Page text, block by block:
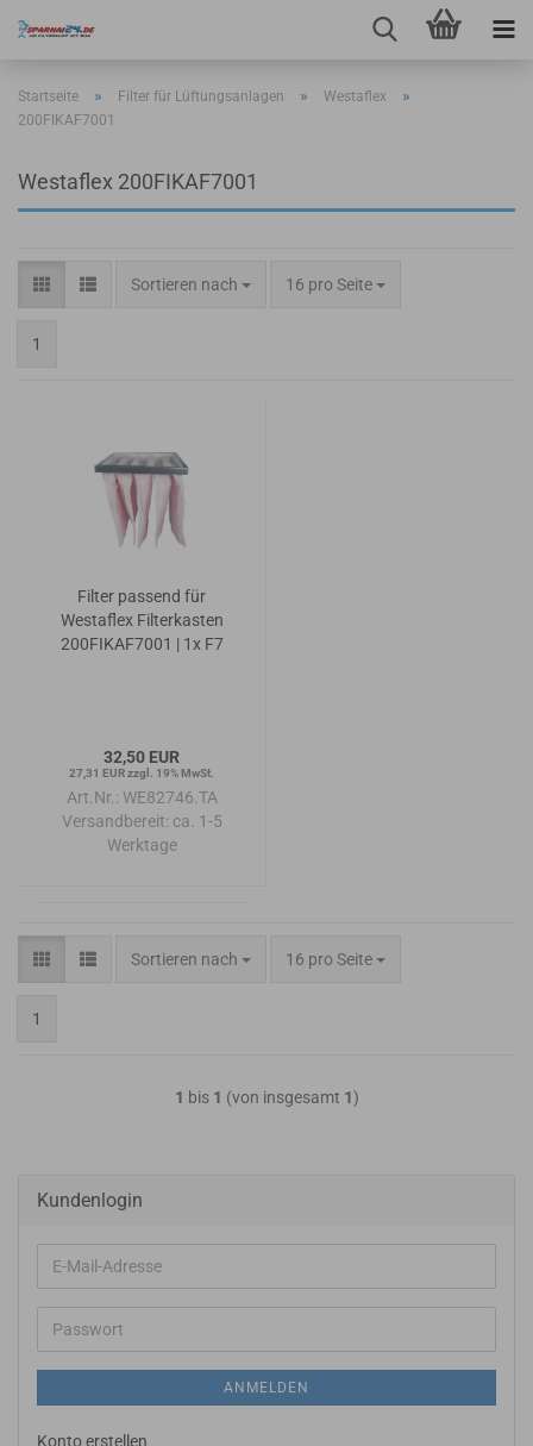
Startseite » Filter für Lüftungsanlagen » Westaflex »
200FIKAF7001
Westaflex 200FIKAF7001
Sortieren nach
Sortieren nach 16 pro Seite
pro Seite
1
Filter passend für
Westaflex Filterkasten
200FIKAF7001 | 1x F7
32,50 EUR
27,31 EUR zzgl. 19% MwSt.
Art.Nr.: WE82746.TA
Versandbereit: ca. 1-5
Werktage
Sortieren nach
Sortieren nach 16 pro Seite
pro Seite
1
1 bis 1 (von insgesamt 1)
Kundenlogin
E-
Mail-
Adresse
Passwort
ANMELDEN
Konto erstellen